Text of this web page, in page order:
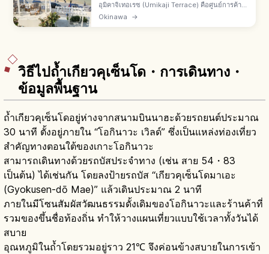
อุมิคาจิเทอเรซ (Umikaji Terrace) คือศูนย์การค้า
แนวรีสอร์ตบนเกาะเซนางะ เมืองโทมิกุสึคุ จ.โอกินา
Okinawa →
วิธีไปถ้ำเกียวคุเซ็นโด・การเดินทาง・
ข้อมูลพื้นฐาน
ถ้ำเกียวคุเซ็นโดอยู่ห่างจากสนามบินนาฮะด้วยรถยนต์ประมาณ
30 นาที ตั้งอยู่ภายใน “โอกินาวะ เวิลด์” ซึ่งเป็นแหล่งท่องเที่ยว
สำคัญทางตอนใต้ของเกาะโอกินาวะ
สามารถเดินทางด้วยรถบัสประจำทาง (เช่น สาย 54・83
เป็นต้น) ได้เช่นกัน โดยลงป้ายรถบัส “เกียวคุเซ็นโดมาเอะ
(Gyokusen-dō Mae)” แล้วเดินประมาณ 2 นาที
ภายในมีโซนสัมผัสวัฒนธรรมดั้งเดิมของโอกินาวะและร้านค้าที่
รวมของขึ้นชื่อท้องถิ่น ทำให้วางแผนเที่ยวแบบใช้เวลาทั้งวันได้
สบาย
อุณหภูมิในถ้ำโดยรวมอยู่ราว 21℃ จึงค่อนข้างสบายในการเข้า